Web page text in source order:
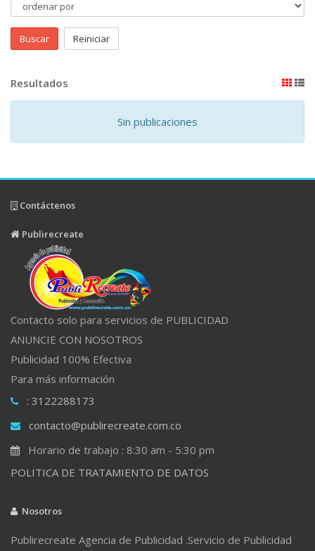
Buscar Reiniciar
Resultados
Sin publicaciones
Contáctenos
Publirecreate
Contacto solo para servicios de PUBLICIDAD
ANUNCIE CON NOSOTROS
Publicidad 100% Efectiva
Para más información
: 3122288173
contacto@publirecreate.com.co
Horario de trabajo : 8:30 am - 5:30 pm
POLITICA DE TRATAMIENTO DE DATOS
Nosotros
Publirecreate Agencia de Publicidad .Servicio de Publicidad